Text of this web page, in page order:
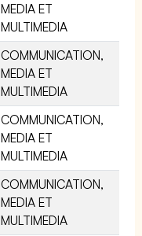
MEDIA ET
MULTIMEDIA
COMMUNICATION,
MEDIA ET
MULTIMEDIA
COMMUNICATION,
MEDIA ET
MULTIMEDIA
COMMUNICATION,
MEDIA ET
MULTIMEDIA